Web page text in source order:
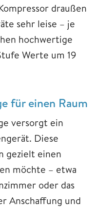
draußen
sehr leise – je
hochwertige
Werte um 19
für einen Raum
versorgt ein
Diese
gezielt einen
möchte – etwa
oder das
Anschaffung und